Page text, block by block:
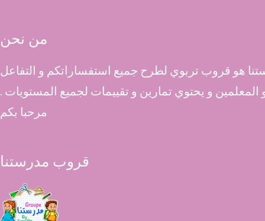
من نحن
هو قروب تربوي لطرح جميع استفساراتكم و التفاعل
و المعلمين و يحتوي تمارين و تقييمات لجميع المستويات .
مرحبا بكم
قروب مدرستنا